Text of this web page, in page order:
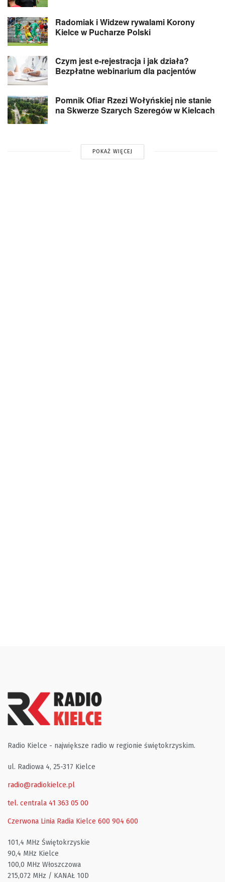
Radomiak i Widzew rywalami Korony
Kielce w Pucharze Polski
Czym jest e-rejestracja i jak działa?
Bezpłatne webinarium dla pacjentów
Pomnik Ofiar Rzezi Wołyńskiej nie stanie
na Skwerze Szarych Szeregów w Kielcach
POKAŻ WIĘCEJ
Radio Kielce - największe radio w regionie świętokrzyskim.
ul. Radiowa 4, 25-317 Kielce
radio@radiokielce.pl
tel. centrala 41 363 05 00
Czerwona Linia Radia Kielce 600 904 600
101,4 MHz Świętokrzyskie
90,4 MHz Kielce
100,0 MHz Włoszczowa
215,072 MHz / KANAŁ 10D